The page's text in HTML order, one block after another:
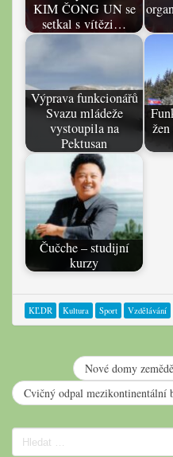
KIM ČONG UN se
setkal s vítězi…
Výprava funkcionářů
Svazu mládeže
vystoupila na
Pektusan
Čučche – studijní
kurzy
KĽDR Kultura Sport Vzdělávání
Nové domy
Cvičný odpal mezikontinentální
Search